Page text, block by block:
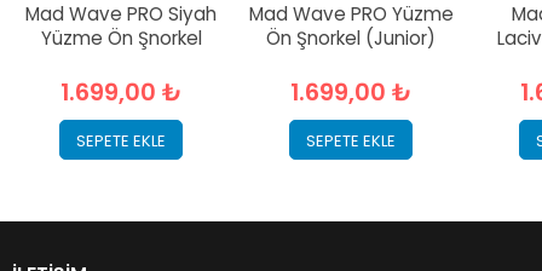
Mad Wave PRO Siyah
Yüzme Ön Şnorkel
1.699,00 ₺
SEPETE EKLE
Mad Wave PRO Yüzme
Ön Şnorkel (Junior)
1.699,00 ₺
SEPETE EKLE